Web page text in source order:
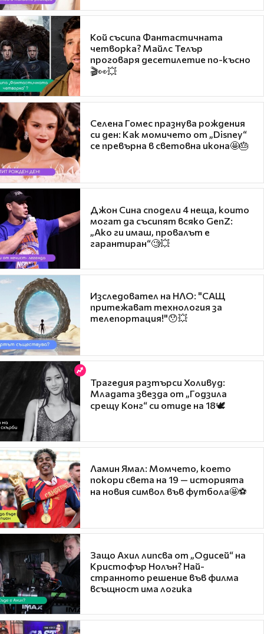
Кой съсипа Фантастичната
четворка? Майлс Телър
проговаря десетилетие по-късно
🎬👀💥
Селена Гомес празнува рождения
си ден: Как момичето от „Disney“
се превърна в световна икона🤩🎂
Джон Сина сподели 4 неща, които
могат да съсипят всяко GenZ:
„Ако ги имаш, провалът е
гарантиран“🧐💥
Изследовател на НЛО: "САЩ
притежават технология за
телепортация!"😯💥
Трагедия разтърси Холивуд:
Младата звезда от „Годзила
срещу Конг“ си отиде на 18🕊️
Ламин Ямал: Момчето, което
покори света на 19 — историята
на новия символ във футбола🤩⚽
Защо Ахил липсва от „Одисей“ на
Кристофър Нолън? Най-
странното решение във филма
всъщност има логика